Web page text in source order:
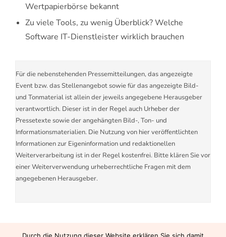
Wertpapierbörse bekannt
Zu viele Tools, zu wenig Überblick? Welche
Software IT-Dienstleister wirklich brauchen
Für die nebenstehenden Pressemitteilungen, das angezeigte
Event bzw. das Stellenangebot sowie für das angezeigte Bild-
und Tonmaterial ist allein der jeweils angegebene Herausgeber
verantwortlich. Dieser ist in der Regel auch Urheber der
Pressetexte sowie der angehängten Bild-, Ton- und
Informationsmaterialien. Die Nutzung von hier veröffentlichten
Informationen zur Eigeninformation und redaktionellen
Weiterverarbeitung ist in der Regel kostenfrei. Bitte klären Sie vor
einer Weiterverwendung urheberrechtliche Fragen mit dem
angegebenen Herausgeber.